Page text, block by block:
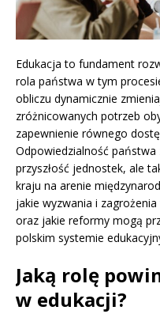
Edukacja to fundament
rola państwa w tym
obliczu dynamicznie
zróżnicowanych potrzeb
zapewnienie równego
Odpowiedzialność państwa
przyszłość jednostek, ale
kraju na arenie
jakie wyzwania i
oraz jakie reformy mogą
polskim systemie
Jaką rolę
w edukacji?